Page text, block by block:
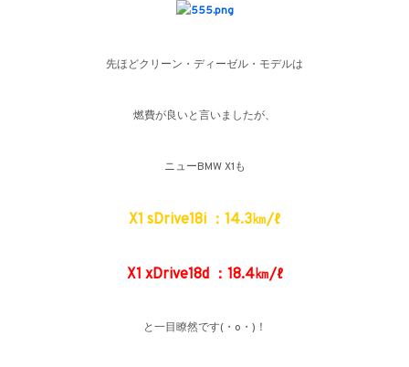
先ほどクリーン・ディーゼル・モデルは
燃費が良いと言いましたが、
ニューBMW X1も
X1 sDrive18i ：14.3㎞/ℓ
X1 xDrive18d ：18.4㎞/ℓ
と一目瞭然です(・o・)！